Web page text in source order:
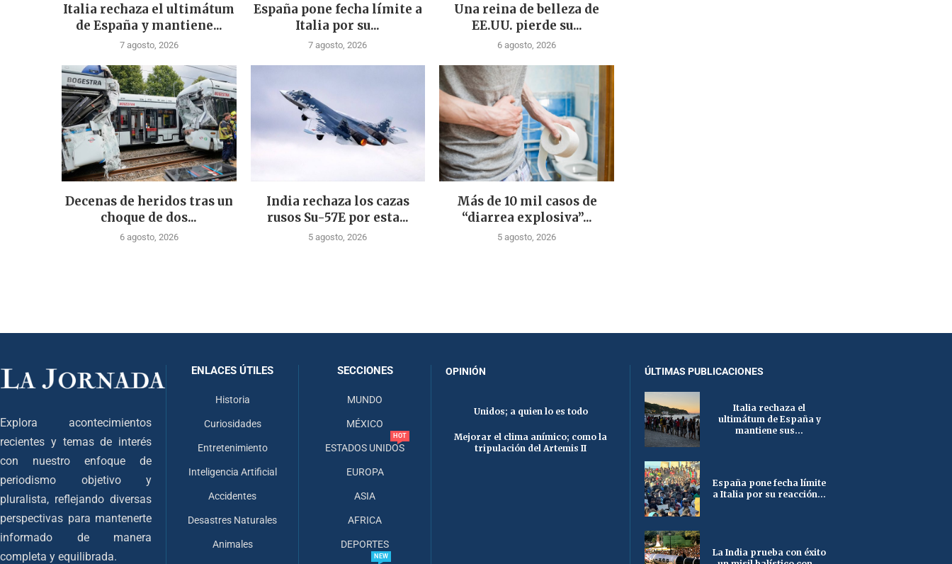
Italia rechaza el ultimátum
de España y mantiene...
7 agosto, 2026
España pone fecha límite a
Italia por su...
7 agosto, 2026
Una reina de belleza de
EE.UU. pierde su...
6 agosto, 2026
Decenas de heridos tras un
choque de dos...
6 agosto, 2026
India rechaza los cazas
rusos Su-57E por esta...
5 agosto, 2026
Más de 10 mil casos de
“diarrea explosiva”...
5 agosto, 2026
Explora acontecimientos
recientes y temas de interés
con nuestro enfoque de
periodismo objetivo y
pluralista, reflejando diversas
perspectivas para mantenerte
informado de manera
completa y equilibrada.
ENLACES ÚTILES
Historia
Curiosidades
Entretenimiento
Inteligencia Artificial
Accidentes
Desastres Naturales
Animales
SECCIONES
MUNDO
MÉXICO
ESTADOS UNIDOS
HOT
EUROPA
ASIA
AFRICA
DEPORTES
NEW
OPINIÓN
Unidos; a quien lo es todo
Mejorar el clima anímico; como la
tripulación del Artemis II
ÚLTIMAS PUBLICACIONES
Italia rechaza el
ultimátum de España y
mantiene sus...
España pone fecha límite
a Italia por su reacción...
La India prueba con éxito